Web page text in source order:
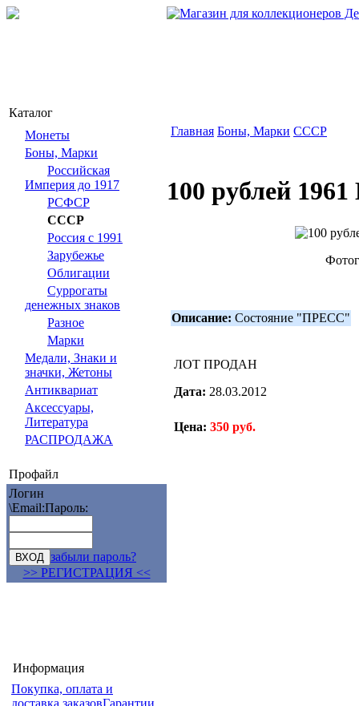
Каталог
Монеты
Боны, Марки
Российская
Империя до 1917
РСФСР
СССР
Россия с 1991
Зарубежье
Облигации
Суррогаты
денежных знаков
Разное
Марки
Медали, Знаки и
значки, Жетоны
Антиквариат
Аксессуары,
Литература
РАСПРОДАЖА
Профайл
Логин
\Email:Пароль:
забыли пароль?
>> РЕГИСТРАЦИЯ <<
Информация
Покупка, оплата и
доставка заказовГарантии
Главная Боны, Марки СССР
100 рублей
Описание: Состояние "ПРЕСС"
ЛОТ ПРОДАН
Дата: 28.03.2012
Цена: 350 руб.